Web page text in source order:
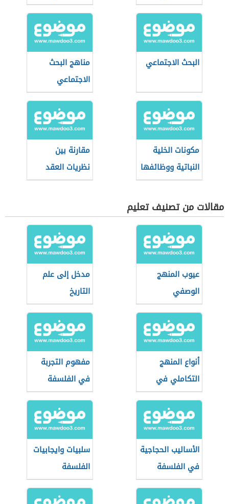
العباسي
الفلسفة
البحث الاجتماعي
مناهج البحث
الاجتماعي
مكونات الخلية
النباتية ووظائفها
مقارنة بين
نظريات العقد
الاجتماعي
مقالات من تصنيف تعليم
عيوب المنهج
الوصفي
مدخل إلى علم
التاريخ
أنواع المنهج
التكاملي في
عملية التعليم
مفهوم التجربة
في الفلسفة
الأساليب الحجاجية
في الفلسفة
سلبيات وايجابيات
الفلسفة
البراجماتية